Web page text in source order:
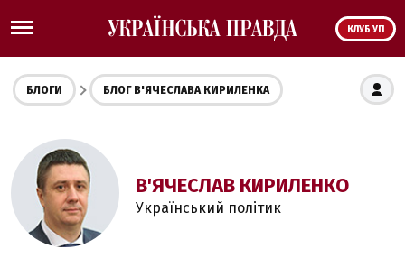
КЛУБ УП
БЛОГИ БЛОГ В'ЯЧЕСЛАВА КИРИЛЕНКА
В'ЯЧЕСЛАВ КИРИЛЕНКО
Український політик